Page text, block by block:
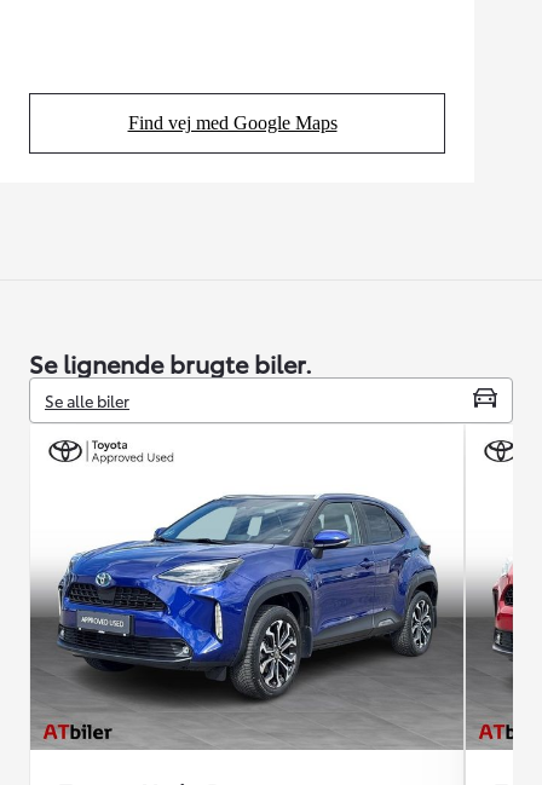
Find vej med Google Maps
(Opens in new tab)
Se lignende brugte biler.
Se alle biler